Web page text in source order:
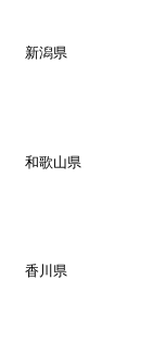
新潟県
和歌山県
香川県